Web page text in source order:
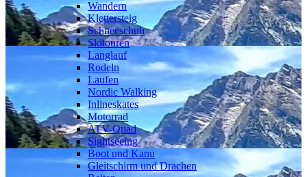
Wandern
Klettersteig
Schneeschuh
Skitouren
Langlauf
Rodeln
Laufen
Nordic Walking
Inlineskates
Motorrad
ATV-Quad
Sightseeing
Boot und Kanu
Gleitschirm und Drachen